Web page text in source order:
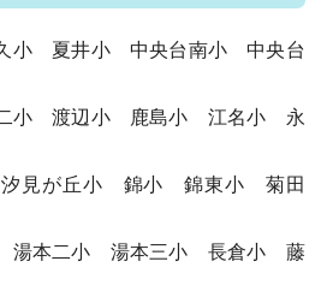
小 夏井小 中央台南小 中央台
小 渡辺小 鹿島小 江名小 永
見が丘小 錦小 錦東小 菊田
湯本二小 湯本三小 長倉小 藤